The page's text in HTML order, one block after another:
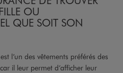
OU
QUE SOIT SON
l’un des vêtements préférés des
il leur permet d’afficher leur